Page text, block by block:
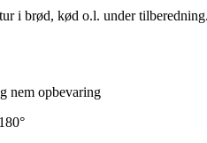
i brød, kød o.l. under
nem opbevaring